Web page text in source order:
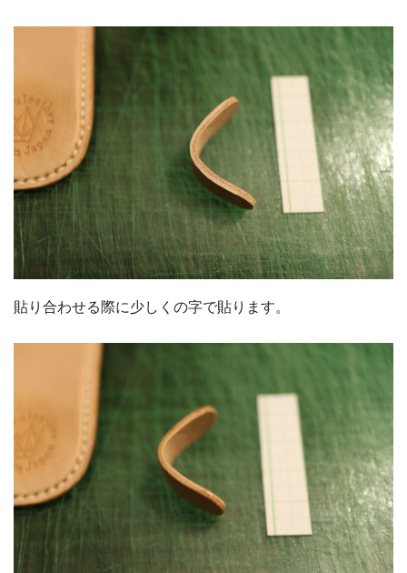
貼り合わせる際に少しくの字で貼ります。